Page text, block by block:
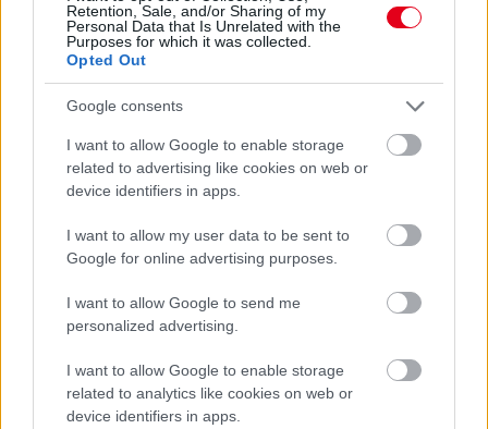
Retention, Sale, and/or Sharing of my
Personal Data that Is Unrelated with the
Purposes for which it was collected.
Opted Out
Google consents
I want to allow Google to enable storage
related to advertising like cookies on web or
device identifiers in apps.
I want to allow my user data to be sent to
Google for online advertising purposes.
I want to allow Google to send me
personalized advertising.
I want to allow Google to enable storage
related to analytics like cookies on web or
device identifiers in apps.
3 napja
MotoGP: Bezzecchi közel egy másodpercet javított a
körrekordon
3 napja